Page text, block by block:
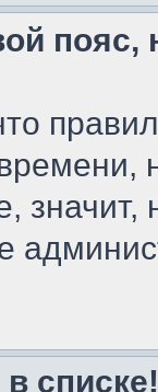
пояс,
значит,
списке!